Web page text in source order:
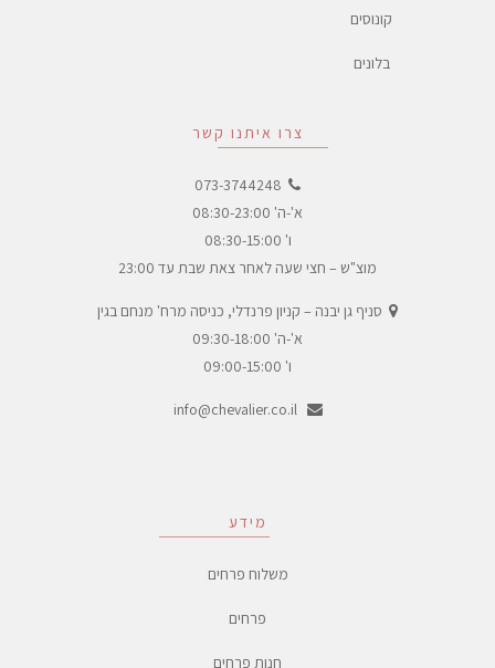
מידע
משלוח פרחים
פרחים
חנות פרחים
צרו איתנו קשר
073-3744248
א'-ה' 08:30-23:00
ו' 08:30-15:00
מוצ"ש – חצי שעה לאחר צאת שבת עד 23:00
סניף גן יבנה – קניון פרנדלי, כניסה מרח' מנחם בגין
א'-ה' 09:30-18:00
ו' 09:00-15:00
info@chevalier.co.il
קונוסים
בלונים